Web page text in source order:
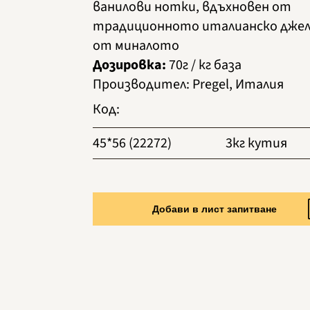
ванилови нотки, вдъхновен от
традиционното италианско
от миналото
Дозировка:70г / кг база
Производител: Pregel, Италия
Код:
45*56 (22272)
3кг кутия
Добави в лист запитване